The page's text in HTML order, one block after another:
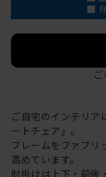
ご自宅のインテリア
ートチェア」。
フレームをファブリ
高めています。
肘掛けは上下・前後